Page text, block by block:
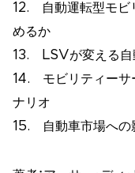
12. 自動運転型モビ
めるか
13. LSVが変える自
14. モビリティーサ
ナリオ
15. 自動車市場への